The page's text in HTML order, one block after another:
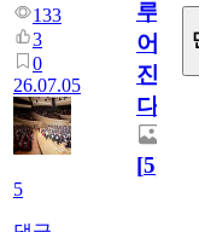
133
3
0
26.07.05
5
루
어
진
다.
[5]